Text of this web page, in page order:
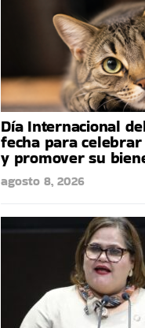
Día Internacional
fecha para
y promover su
agosto 8, 2026